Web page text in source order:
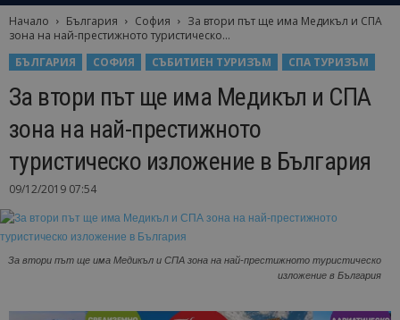
Начало България София
За втори път ще има Медикъл и СПА
зона на най-престижното туристическо...
БЪЛГАРИЯ
СОФИЯ СЪБИТИЕН ТУРИЗЪМ СПА ТУРИЗЪМ
За втори път ще има Медикъл и СПА
зона на най-престижното
туристическо изложение в България
09/12/2019 07:54
За втори път ще има Медикъл и СПА зона на най-престижното туристическо
изложение в България